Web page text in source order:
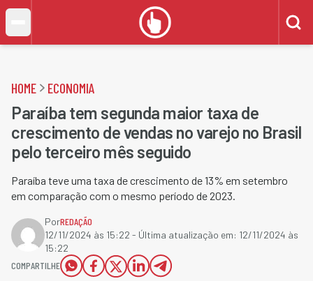
HOME ECONOMIA
Paraíba tem segunda maior taxa de
crescimento de vendas no varejo no Brasil
pelo terceiro mês seguido
Paraíba teve uma taxa de crescimento de 13% em setembro
em comparação com o mesmo período de 2023.
PorREDAÇÃO
12/11/2024 às 15:22 - Última atualização em: 12/11/2024 às
15:22
COMPARTILHE